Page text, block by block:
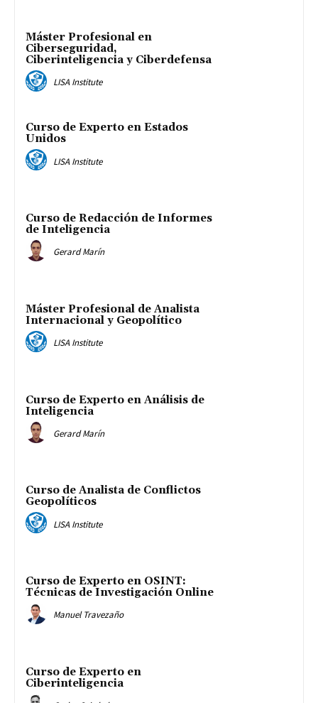
Máster Profesional en
Ciberseguridad,
Ciberinteligencia y Ciberdefensa
LISA Institute
Curso de Experto en Estados
Unidos
LISA Institute
Curso de Redacción de Informes
de Inteligencia
Gerard Marín
Máster Profesional de Analista
Internacional y Geopolítico
LISA Institute
Curso de Experto en Análisis de
Inteligencia
Gerard Marín
Curso de Analista de Conflictos
Geopolíticos
LISA Institute
Curso de Experto en OSINT:
Técnicas de Investigación Online
Manuel Travezaño
Curso de Experto en
Ciberinteligencia